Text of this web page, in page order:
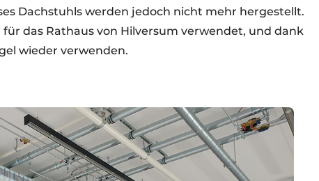
Dachstuhls werden jedoch nicht mehr hergestellt.
das Rathaus von Hilversum verwendet, und dank
wieder verwenden.